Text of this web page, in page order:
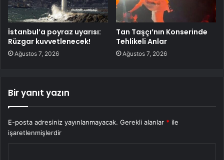
İstanbul’a poyraz uyarısı:
Rüzgar kuvvetlenecek!
Ağustos 7, 2026
Tan Taşçı’nın Konserinde
Tehlikeli Anlar
Ağustos 7, 2026
Bir yanıt yazın
E-posta adresiniz yayınlanmayacak. Gerekli alanlar * ile
işaretlenmişlerdir